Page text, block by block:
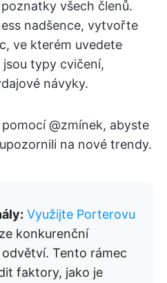
všech členů.
nadšence, vytvořte
ve kterém uvedete
typy cvičení,
návyky.
@zmínek, abyste
na nové trendy.
Využijte Porterovu
konkurenční
Tento rámec
faktory, jako je